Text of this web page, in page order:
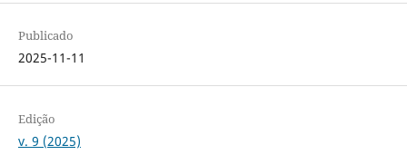
Publicado
2025-11-11
Edição
v. 9 (2025)